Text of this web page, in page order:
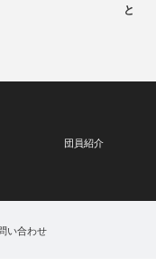
と
団員紹介
い合わせ